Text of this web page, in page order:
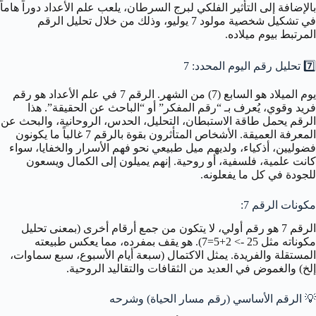
بالإضافة إلى التأثير الفلكي لبرج السرطان، يلعب علم الأعداد دوراً هاماً
في تشكيل شخصية مولود 7 يوليو، وذلك من خلال تحليل الرقم
المرتبط بيوم ميلاده.
7️⃣ تحليل رقم اليوم المحدد: 7
يوم الميلاد هو السابع (7) من الشهر. الرقم 7 في علم الأعداد هو رقم
فريد وقوي، يُعرف بـ “رقم المفكر” أو “الباحث عن الحقيقة”. هذا
الرقم يحمل طاقة الاستبطان، التحليل، الحدس، الروحانية، والبحث عن
المعرفة العميقة. الأشخاص المتأثرون بقوة بالرقم 7 غالباً ما يكونون
فضوليين، أذكياء، ولديهم ميل طبيعي نحو فهم الأسرار والخفايا، سواء
كانت علمية، فلسفية، أو روحية. إنهم يميلون إلى الكمال ويسعون
للجودة في كل ما يفعلونه.
مكونات الرقم 7:
الرقم 7 هو رقم أولي، لا يتكون من جمع أرقام أخرى (بمعنى تحليل
مكوناته مثل 25 -> 2+5=7). هو يقف بمفرده، مما يعكس طبيعته
المستقلة والفريدة. يمثل الاكتمال (سبعة أيام الأسبوع، سبع سماوات،
إلخ) والغموض في العديد من الثقافات والتقاليد الروحية.
💡 الرقم الأساسي (رقم مسار الحياة) وشرحه